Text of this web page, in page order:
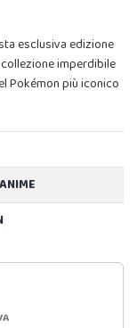
esclusiva edizione
imperdibile
Pokémon più iconico